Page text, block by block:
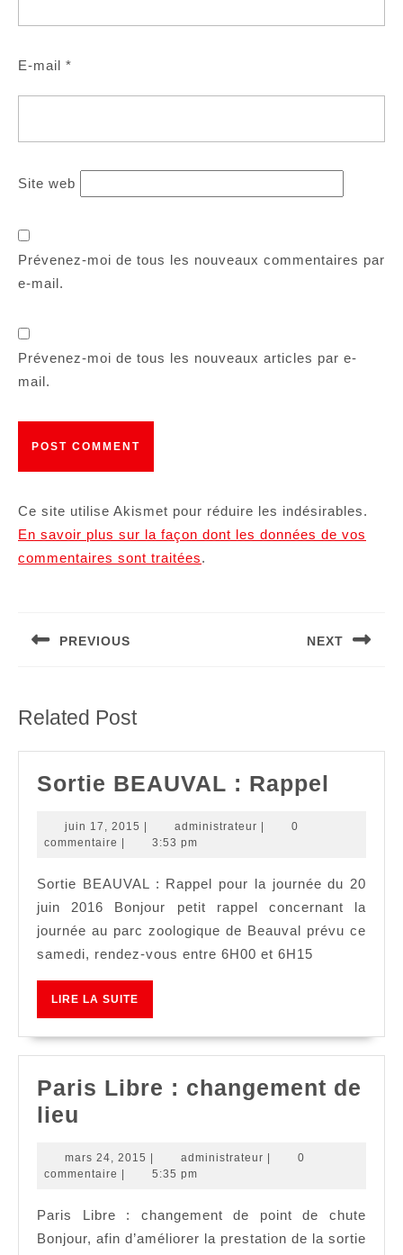
E-mail *
Site web
Prévenez-moi de tous les nouveaux commentaires par
e-mail.
Prévenez-moi de tous les nouveaux articles par e-
mail.
Ce site utilise Akismet pour réduire les indésirables.
En savoir plus sur la façon dont les données de vos
commentaires sont traitées.
l’articlePREVIOUS NEXT
Related Post
Sortie BEAUVAL : Rappel
juin 17, 2015 juin
17,
administrateur administrateur
0
commentaire
3:53 pm
Sortie BEAUVAL : Rappel pour la journée du 20
juin 2016 Bonjour petit rappel concernant la
journée au parc zoologique de Beauval prévu ce
samedi, rendez-vous entre 6H00 et 6H15
LIRE LA SUITE
Paris Libre : changement de
lieu
:
de
lieu
mars 24, 2015 mars
24,
administrateur administrateur
0
commentaire
5:35 pm
Paris Libre : changement de point de chute
Bonjour, afin d’améliorer la prestation de la sortie